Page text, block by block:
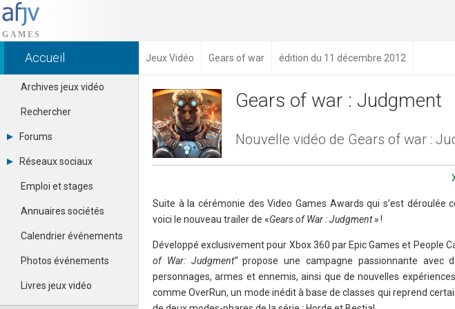
Accueil Jeux Vidéo Gears of war édition du 11 décembre 2012
Archives jeux vidéo
Rechercher
Forums
Tous les forums
Se connecter
Contacter un modérateur
Réseaux sociaux
Dailymotion
Facebook
Google+
Pinterest
Youtube
Emploi et stages
Annuaires sociétés
Calendrier événements
Photos événements
Livres jeux vidéo
Gears of war : Judgment
Nouvelle vidéo de Gears of war :
Suite à la cérémonie des Video Games Awards qui s’est déroulée
voici le nouveau trailer de «Gears of War : Judgment »!
Développé exclusivement pour Xbox 360 par Epic Games et People
of War: Judgment”propose une campagne passionnante avec
personnages, armes et ennemis, ainsi que de nouvelles
comme OverRun, un mode inédit à base de classes qui reprend